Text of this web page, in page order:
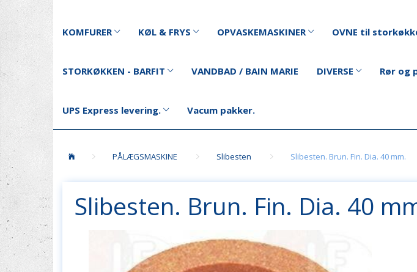
KOMFURER KØL & FRYS OPVASKEMASKINER OVNE til
STORKØKKEN - BARFIT VANDBAD / BAIN MARIE DIVERSE Rør og
UPS Express levering. Vacum pakker.
PÅLÆGSMASKINE Slibesten Slibesten. Brun. Fin. Dia. 40 mm.
Slibesten. Brun. Fin. Dia. 40